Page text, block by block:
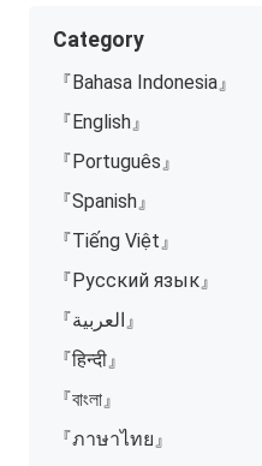
Category
『Bahasa Indonesia』
『English』
『Português』
『Spanish』
『Tiếng Việt』
『Русский язык』
『العربية』
『हिन्दी』
『বাংলা』
『ภาษาไทย』